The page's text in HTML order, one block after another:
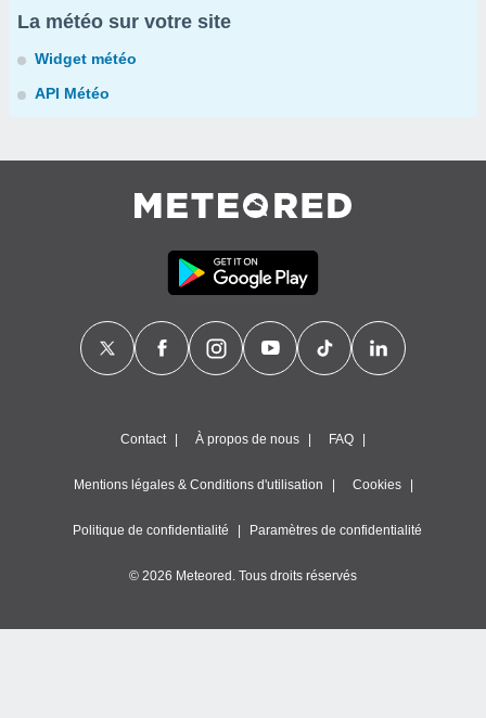
La météo sur votre site
Widget météo
API Météo
Contact À propos de nous FAQ
Mentions légales & Conditions d'utilisation Cookies
Politique de confidentialité Paramètres de confidentialité
© 2026 Meteored. Tous droits réservés